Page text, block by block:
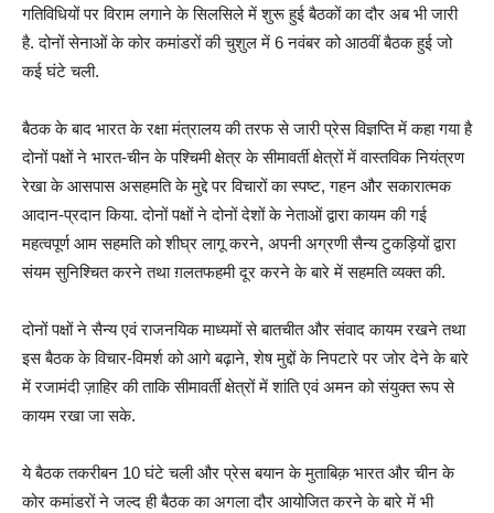
गतिविधियों पर विराम लगाने के सिलसिले में शुरू हुई बैठकों का दौर अब भी जारी
है. दोनों सेनाओं के कोर कमांडरों की चुशुल में 6 नवंबर को आठवीं बैठक हुई जो
कई घंटे चली.
बैठक के बाद भारत के रक्षा मंत्रालय की तरफ से जारी प्रेस विज्ञप्ति में कहा गया है
दोनों पक्षों ने भारत-चीन के पश्चिमी क्षेत्र के सीमावर्ती क्षेत्रों में वास्तविक नियंत्रण
रेखा के आसपास असहमति के मुद्दे पर विचारों का स्पष्ट, गहन और सकारात्मक
आदान-प्रदान किया. दोनों पक्षों ने दोनों देशों के नेताओं द्वारा कायम की गई
महत्वपूर्ण आम सहमति को शीघ्र लागू करने, अपनी अग्रणी सैन्य टुकड़ियों द्वारा
संयम सुनिश्चित करने तथा ग़लतफहमी दूर करने के बारे में सहमति व्यक्त की.
दोनों पक्षों ने सैन्य एवं राजनयिक माध्यमों से बातचीत और संवाद कायम रखने तथा
इस बैठक के विचार-विमर्श को आगे बढ़ाने, शेष मुद्दों के निपटारे पर जोर देने के बारे
में रजामंदी ज़ाहिर की ताकि सीमावर्ती क्षेत्रों में शांति एवं अमन को संयुक्त रूप से
कायम रखा जा सके.
ये बैठक तकरीबन 10 घंटे चली और प्रेस बयान के मुताबिक़ भारत और चीन के
कोर कमांडरों ने जल्द ही बैठक का अगला दौर आयोजित करने के बारे में भी